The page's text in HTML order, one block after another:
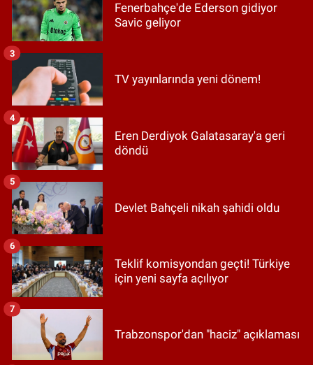
Fenerbahçe'de Ederson gidiyor
Savic geliyor
TV yayınlarında yeni dönem!
3
Eren Derdiyok Galatasaray'a geri
döndü
4
Devlet Bahçeli nikah şahidi oldu
5
Teklif komisyondan geçti! Türkiye
için yeni sayfa açılıyor
6
Trabzonspor'dan "haciz" açıklaması
7